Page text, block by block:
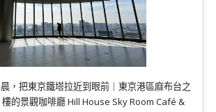
，把東京鐵塔拉近到眼前｜東京港區麻布台之
樓的景觀咖啡廳 Hill House Sky Room Café &